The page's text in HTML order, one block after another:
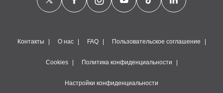
Контакты О нас FAQ Пользовательское соглашение
Cookies Политика конфиденциальности
Настройки конфиденциальности